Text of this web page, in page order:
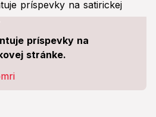
príspevky na
stránke.